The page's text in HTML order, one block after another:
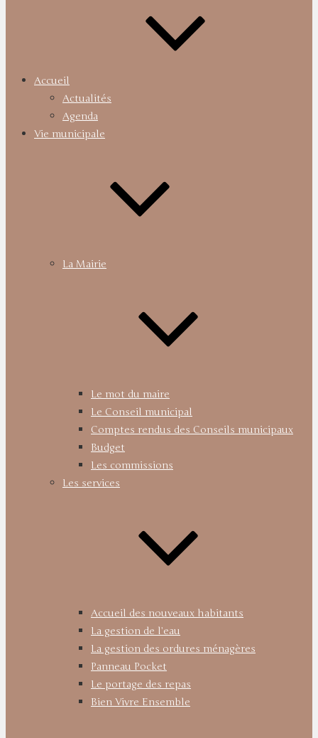
Accueil
Actualités
Agenda
Vie municipale
La Mairie
Le mot du maire
Le Conseil municipal
Comptes rendus des Conseils municipaux
Budget
Les commissions
Les services
Accueil des nouveaux habitants
La gestion de l’eau
La gestion des ordures ménagères
Panneau Pocket
Le portage des repas
Bien Vivre Ensemble